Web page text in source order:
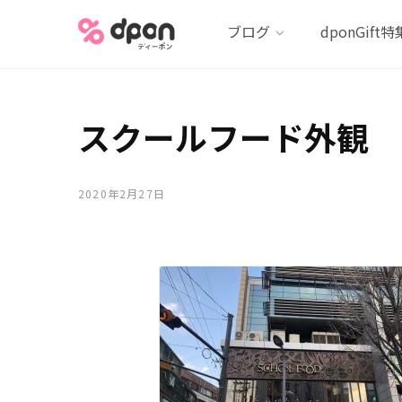
ブログ dponGift特
スクールフード外観
2020年2月27日